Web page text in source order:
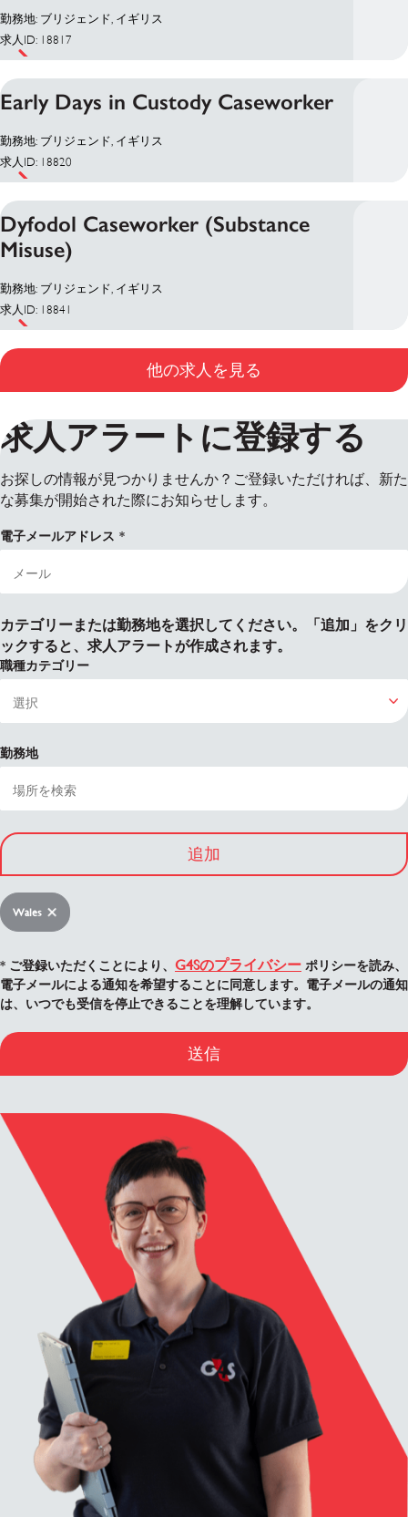
勤務地: ブリジェンド, イギリス
求人ID: 18817
Early Days in Custody Caseworker
勤務地: ブリジェンド, イギリス
求人ID: 18820
Dyfodol Caseworker (Substance
Misuse)
勤務地: ブリジェンド, イギリス
求人ID: 18841
他の求人を見る
求人アラートに登録する
お探しの情報が見つかりませんか？ご登録いただければ、新た
な募集が開始された際にお知らせします。
電子メールアドレス
カテゴリーまたは勤務地を選択してください。「追加」をクリ
ックすると、求人アラートが作成されます。
職種カテゴリー
勤務地
追加
Wales
* ご登録いただくことにより、 G4Sのプライバシー ポリシーを読み、
電子メールによる通知を希望することに同意します。電子メールの通知
は、いつでも受信を停止できることを理解しています。
送信